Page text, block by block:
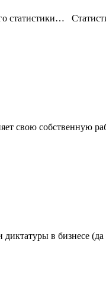
свою собственную
в бизнесе